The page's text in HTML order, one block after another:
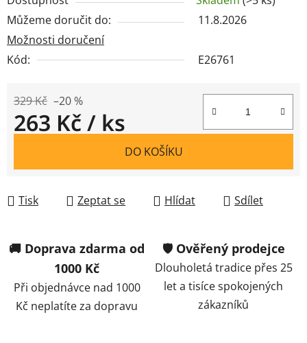
Můžeme doručit do:
11.8.2026
Možnosti doručení
Kód:
E26761
329 Kč –20 %
263 Kč/ ks
DO KOŠÍKU
Tisk Zeptat se Hlídat Sdílet
🚚 Doprava zdarma od
1000 Kč
Při objednávce nad 1000
Kč neplatíte za dopravu
🛡️ Ověřený prodejce
Dlouholetá tradice přes 25
let a tisíce spokojených
zákazníků